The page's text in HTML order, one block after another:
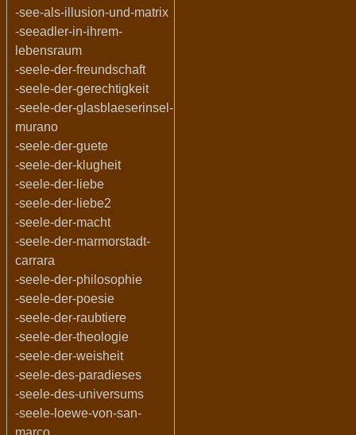
-see-als-illusion-und-matrix
-seeadler-in-ihrem-
lebensraum
-seele-der-freundschaft
-seele-der-gerechtigkeit
-seele-der-glasblaeserinsel-
murano
-seele-der-guete
-seele-der-klugheit
-seele-der-liebe
-seele-der-liebe2
-seele-der-macht
-seele-der-marmorstadt-
carrara
-seele-der-philosophie
-seele-der-poesie
-seele-der-raubtiere
-seele-der-theologie
-seele-der-weisheit
-seele-des-paradieses
-seele-des-universums
-seele-loewe-von-san-